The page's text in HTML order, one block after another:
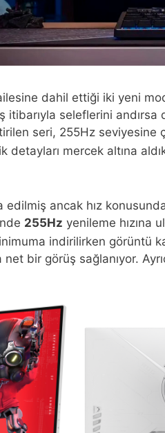
dahil ettiği iki yeni
itibarıyla seleflerini
seri, 255Hz seviyesine
mercek altına
ancak hız
255Hz yenileme hızına
indirilirken
bir görüş sağlanıyor.